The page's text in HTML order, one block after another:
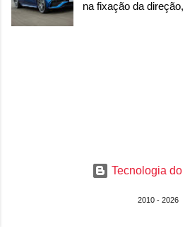
forma errada. O
Em comunicado, a
grave ou até mesmo
veículo” . O serviço...
na fixação da
em outubro de 2025
com ano/modelo
Tecnologia
2010 - 2026